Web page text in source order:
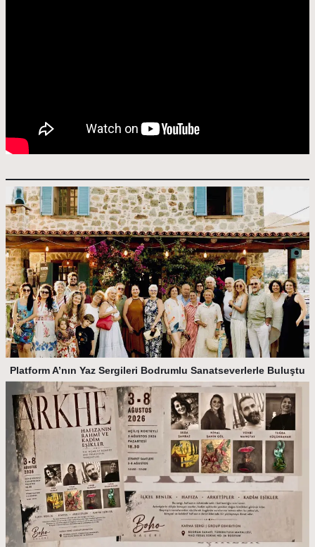
Platform A’nın Yaz Sergileri Bodrumlu Sanatseverlerle Buluştu